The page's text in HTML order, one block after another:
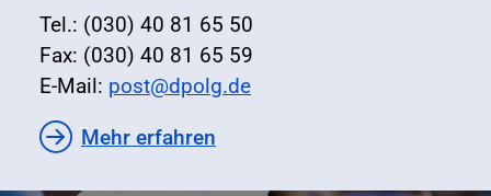
Tel.: (030) 40 81 65 50
Fax: (030) 40 81 65 59
E-Mail: post@dpolg.de
Mehr erfahren